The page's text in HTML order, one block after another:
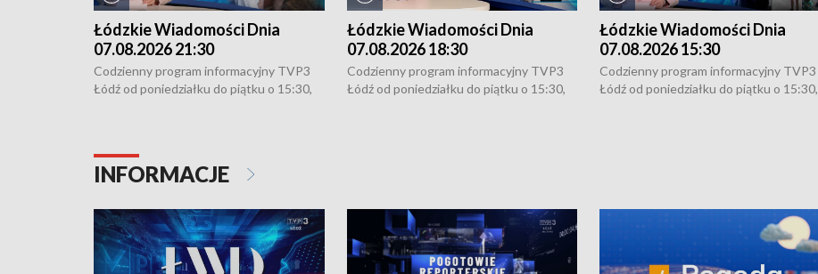
Łódzkie Wiadomości Dnia
07.08.2026 21:30
Codzienny program informacyjny TVP3
Łódź od poniedziałku do piątku o 15:30,
Łódzkie Wiadomości Dnia
07.08.2026 18:30
Codzienny program informacyjny TVP3
Łódź od poniedziałku do piątku o 15:30,
Łódzkie Wiadomości Dnia
07.08.2026 15:30
Codzienny program informacyjny TVP3
Łódź od poniedziałku do piątku o 15:30,
INFORMACJE